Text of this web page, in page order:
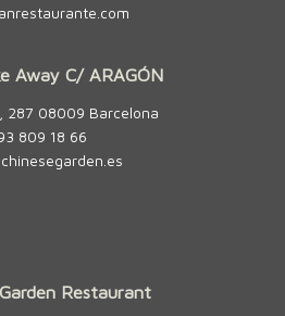
Away C/ ARAGÓN
287 08009 Barcelona
809 18 66
Restaurant